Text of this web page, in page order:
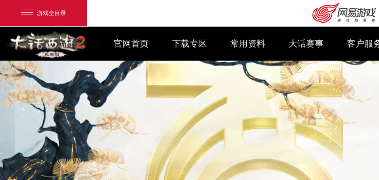
游戏全目录
网易游戏
游戏爱好者
我的足迹： 大话2免费版
官网首页 下载专区 常用资料 大话赛事 客户服